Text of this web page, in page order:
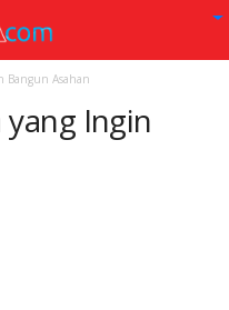
Bangun Asahan
yang Ingin